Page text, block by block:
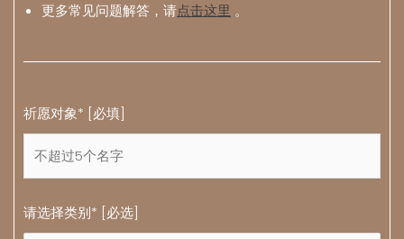
更多常见问题解答，请点击这里 。
祈愿对象* [必填]
请选择类别* [必选]